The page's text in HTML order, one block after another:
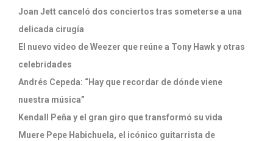
Joan Jett canceló dos conciertos tras someterse a una
delicada cirugía
El nuevo video de Weezer que reúne a Tony Hawk y otras
celebridades
Andrés Cepeda: “Hay que recordar de dónde viene
nuestra música”
Kendall Peña y el gran giro que transformó su vida
Muere Pepe Habichuela, el icónico guitarrista de